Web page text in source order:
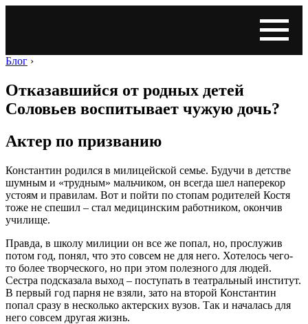
Блог ›
Отказавшийся от родных детей
Соловьев воспитывает чужую дочь?
Актер по призванию
Константин родился в милицейской семье. Будучи в детстве
шумным и «трудным» мальчиком, он всегда шел наперекор
устоям и правилам. Вот и пойти по стопам родителей Костя
тоже не спешил – стал медицинским работником, окончив
училище.
Правда, в школу милиции он все же попал, но, прослужив
потом год, понял, что это совсем не для него. Хотелось чего-
то более творческого, но при этом полезного для людей.
Сестра подсказала выход – поступать в театральный институт.
В первый год парня не взяли, зато на второй Константин
попал сразу в несколько актерских вузов. Так и началась для
него совсем другая жизнь.